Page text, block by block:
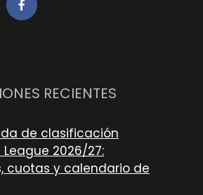
RECIENTES
de clasificación
2026/27:
cuotas y calendario de